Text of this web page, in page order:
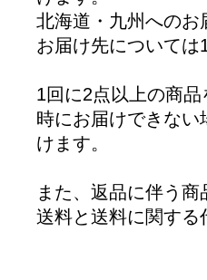
北海道・九州へのお
お届け先について
1回に2点以上の商
時にお届けできな
けます。
また、返品に伴う
送料と送料に関する